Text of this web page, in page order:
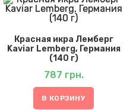
Красная икра Лемберг
Kaviar Lemberg, Германия
(140 г)
787 грн.
В КОРЗИНУ